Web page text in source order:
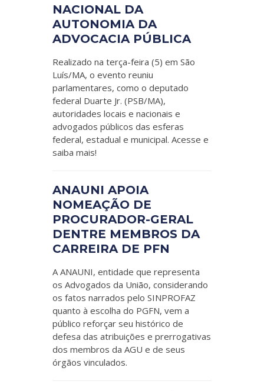
NACIONAL DA
AUTONOMIA DA
ADVOCACIA PÚBLICA
Realizado na terça-feira (5) em São
Luís/MA, o evento reuniu
parlamentares, como o deputado
federal Duarte Jr. (PSB/MA),
autoridades locais e nacionais e
advogados públicos das esferas
federal, estadual e municipal. Acesse e
saiba mais!
ANAUNI APOIA
NOMEAÇÃO DE
PROCURADOR-GERAL
DENTRE MEMBROS DA
CARREIRA DE PFN
A ANAUNI, entidade que representa
os Advogados da União, considerando
os fatos narrados pelo SINPROFAZ
quanto à escolha do PGFN, vem a
público reforçar seu histórico de
defesa das atribuições e prerrogativas
dos membros da AGU e de seus
órgãos vinculados.